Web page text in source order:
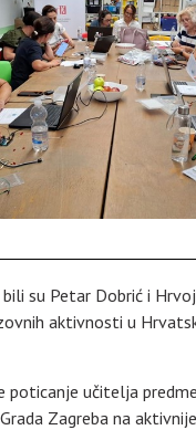
su Petar Dobrić i
aktivnosti u
poticanje učitelja
Zagreba na